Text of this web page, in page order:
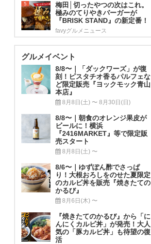
5
梅田│切ったやつの次はこれ。
極みのてりやきバーガーが
『BRISK STAND』の新定番！
favyグルメニュース
グルメイベント
8/8〜｜「ダックワーズ」が復
刻！ピスタチオ香るパルフェな
ど限定販売『ヨックモック青山
本店』
8月8日(土) 〜 8月30日(日)
8/8〜｜朝食のオレンジ果皮が
ビールに！横浜
『2416MARKET』等で限定販
売スタート
8月8日(土) 〜
8/6〜｜ゆずぽん酢でさっぱ
り！大根おろしをのせた夏限定
のカルビ丼を販売『焼きたての
かるび』
8月6日(木) 〜
『焼きたてのかるび』から「に
んにくカルビ丼」が発売！大人
気の「豚カルビ丼」も待望の復
活